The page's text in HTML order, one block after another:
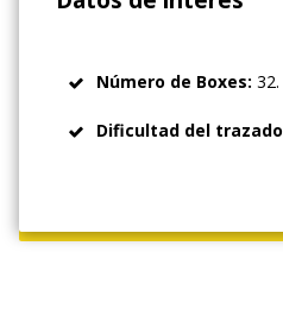
Número de Boxes: 32.
Dificultad del trazado